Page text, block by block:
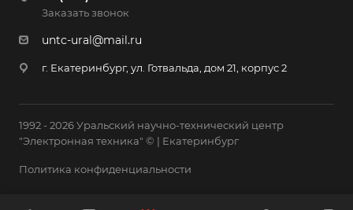
Заказать звонок
untc-ural@mail.ru
г. Екатеринбург, ул. Готвальда, дом 21, корпус 2
1992 - 2026 Уральский научно-технический центр
"Электронная техника" © | Екатеринбург
Политика конфиденциальности